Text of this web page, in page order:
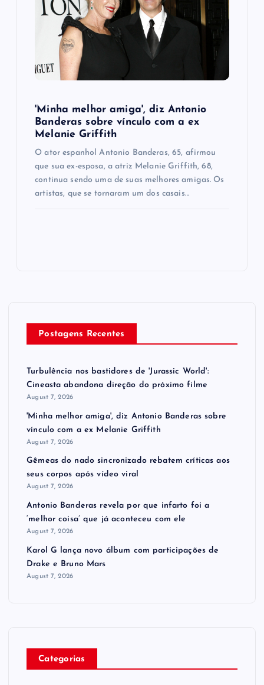
'Minha melhor amiga', diz Antonio
Banderas sobre vínculo com a ex
Melanie Griffith
O ator espanhol Antonio Banderas, 65, afirmou
que sua ex-esposa, a atriz Melanie Griffith, 68,
continua sendo uma de suas melhores amigas. Os
artistas, que se tornaram um dos casais…
Postagens Recentes
Turbulência nos bastidores de 'Jurassic World':
Cineasta abandona direção do próximo filme
August 7, 2026
'Minha melhor amiga', diz Antonio Banderas sobre
vínculo com a ex Melanie Griffith
August 7, 2026
Gêmeas do nado sincronizado rebatem críticas ​a​os
seus corpos após vídeo viral
August 7, 2026
Antonio Banderas revela por que infarto foi a
‘melhor coisa’ que já aconteceu com ele
August 7, 2026
Karol G lança novo álbum com participações de
Drake e Bruno Mars
August 7, 2026
Categorias